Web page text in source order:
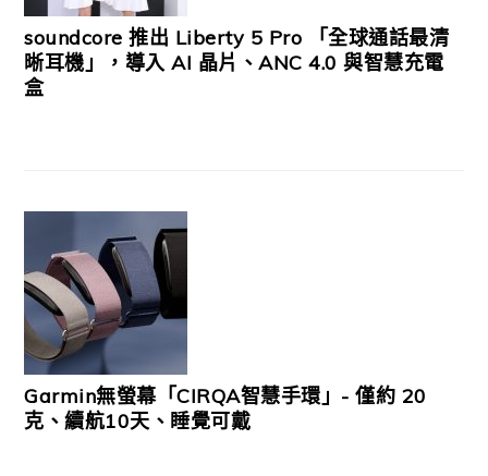
soundcore 推出 Liberty 5 Pro 「全球通話最清
晰耳機」，導入 AI 晶片、ANC 4.0 與智慧充電
盒
Garmin無螢幕「CIRQA智慧手環」- 僅約 20
克、續航10天、睡覺可戴